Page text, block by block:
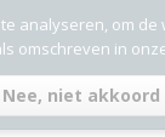
analyseren, om
omschreven in
Nee, niet akkoord